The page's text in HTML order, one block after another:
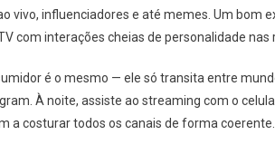
vivo, influenciadores e até memes. Um bom
com interações cheias de personalidade nas
é o mesmo — ele só transita entre
À noite, assiste ao streaming com o
a costurar todos os canais de forma coerente.